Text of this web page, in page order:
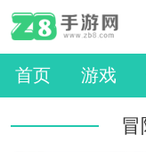
首页 游戏